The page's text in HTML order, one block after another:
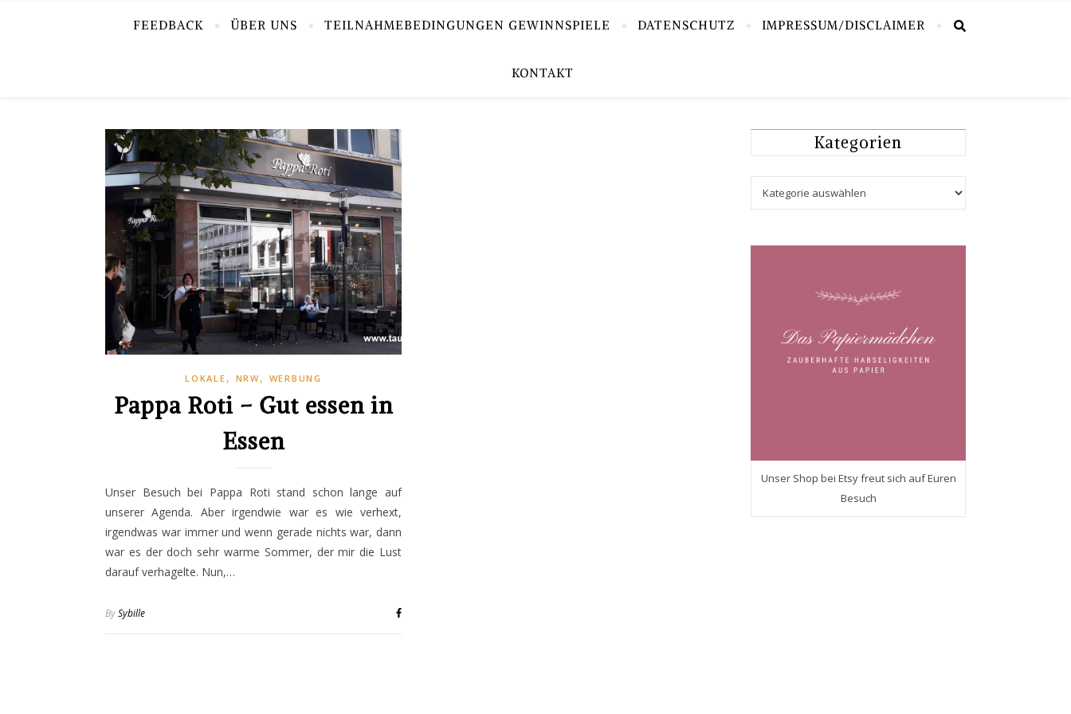
FEEDBACK ÜBER UNS TEILNAHMEBEDINGUNGEN GEWINNSPIELE DATENSCHUTZ IMPRESSUM/DISCLAIMER
KONTAKT
LOKALE , NRW, WERBUNG
Pappa Roti – Gut essen in
Essen
Unser Besuch bei Pappa Roti stand schon lange auf
unserer Agenda. Aber irgendwie war es wie verhext,
irgendwas war immer und wenn gerade nichts war, dann
war es der doch sehr warme Sommer, der mir die Lust
darauf verhagelte. Nun,…
BySybille
Kategorien
Unser Shop bei Etsy freut sich auf Euren
Besuch